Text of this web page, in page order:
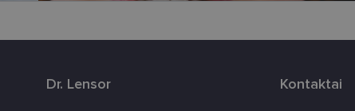
Dr. Lensor Kontaktai
reklamjuostė veiktų tinkamai.